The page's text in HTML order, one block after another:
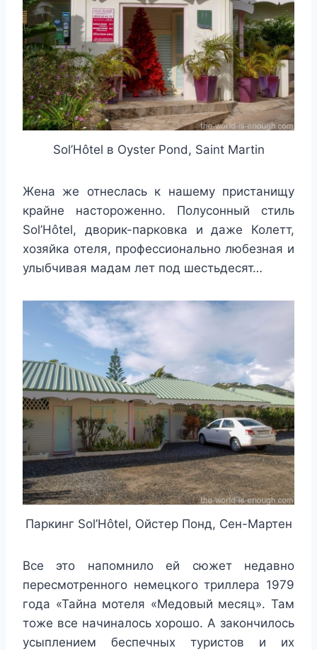
Sol’Hôtel в Oyster Pond, Saint Martin
Жена же отнеслась к нашему пристанищу
крайне настороженно. Полусонный стиль
Sol’Hôtel, дворик-парковка и даже Колетт,
хозяйка отеля, профессионально любезная и
улыбчивая мадам лет под шестьдесят…
Паркинг Sol’Hôtel, Ойстер Понд, Сен-Мартен
Все это напомнило ей сюжет недавно
пересмотренного немецкого триллера 1979
года «Тайна мотеля «Медовый месяц». Там
тоже все начиналось хорошо. А закончилось
усыплением беспечных туристов и их